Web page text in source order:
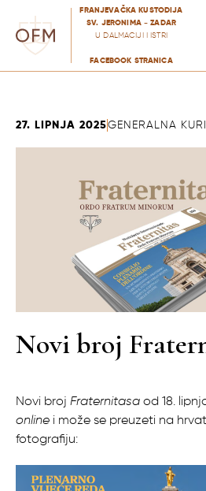
FRANJEVAČKA KUSTODIJA
SV. JERONIMA - ZADAR
U DALMACIJI I ISTRI
FACEBOOK STRANICA
27. LIPNJA 2025GENERALNA
Novi broj
Novi broj Fraternitasa od 18.
online i može se preuzeti na
fotografiju: